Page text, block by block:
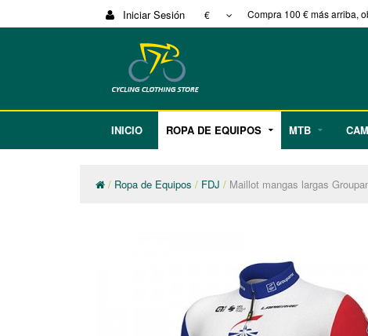
Iniciar Sesión € Compra 100 € más arriba,
INICIO ROPA DE EQUIPOS MTB
Ropa de Equipos FDJ Maillot mangas largas